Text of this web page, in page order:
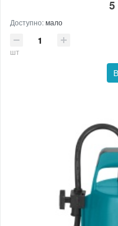
5
Доступно:мало
шт